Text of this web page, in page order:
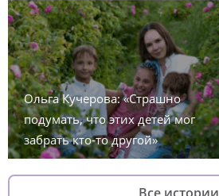
Ольга Кучерова: «Страшно
подумать, что этих детей мог
забрать кто-то другой»